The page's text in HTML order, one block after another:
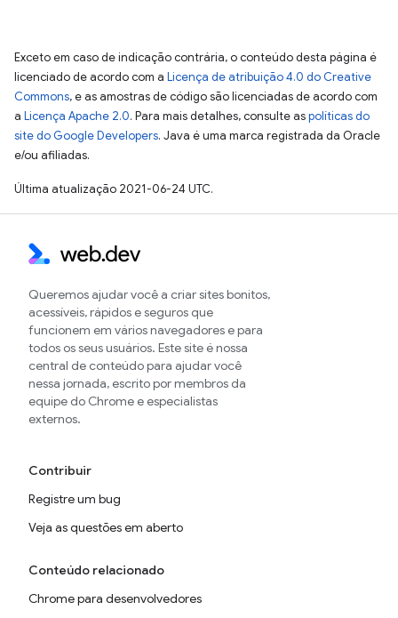
Exceto em caso de indicação contrária, o conteúdo desta página é
licenciado de acordo com a Licença de atribuição 4.0 do Creative
Commons, e as amostras de código são licenciadas de acordo com
a Licença Apache 2.0. Para mais detalhes, consulte aspolíticas do
site do Google Developers. Java é uma marca registrada da Oracle
e/ou afiliadas.
Última atualização 2021-06-24 UTC.
Queremos ajudar você a criar sites bonitos,
acessíveis, rápidos e seguros que
funcionem em vários navegadores e para
todos os seus usuários. Este site é nossa
central de conteúdo para ajudar você
nessa jornada, escrito por membros da
equipe do Chrome e especialistas
externos.
Contribuir
Registre um bug
Veja as questões em aberto
Conteúdo relacionado
Chrome para desenvolvedores